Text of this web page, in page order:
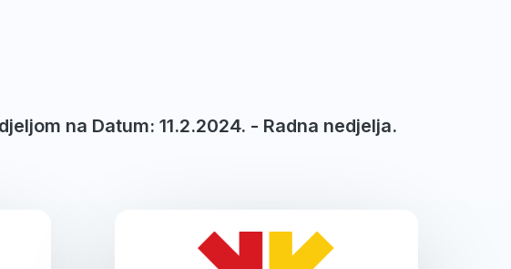
na Datum: 11.2.2024. - Radna nedjelja.